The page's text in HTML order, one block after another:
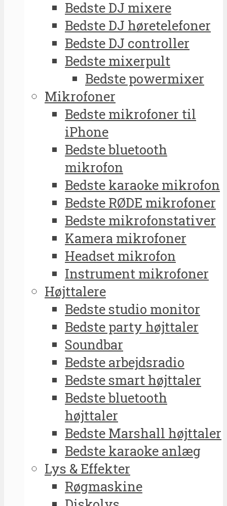
Bedste DJ mixere
Bedste DJ høretelefoner
Bedste DJ controller
Bedste mixerpult
Bedste powermixer
Mikrofoner
Bedste mikrofoner til
iPhone
Bedste bluetooth
mikrofon
Bedste karaoke mikrofon
Bedste RØDE mikrofoner
Bedste mikrofonstativer
Kamera mikrofoner
Headset mikrofon
Instrument mikrofoner
Højttalere
Bedste studio monitor
Bedste party højttaler
Soundbar
Bedste arbejdsradio
Bedste smart højttaler
Bedste bluetooth
højttaler
Bedste Marshall højttaler
Bedste karaoke anlæg
Lys & Effekter
Røgmaskine